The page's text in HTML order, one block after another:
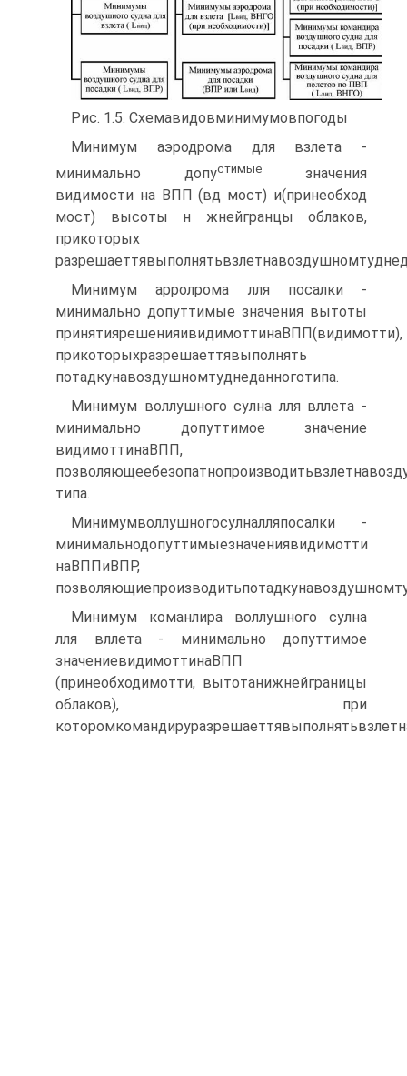
Рис. 1.5. Схемавидовминимумовпогоды
Минимум аэродрома для взлета -
минимально допустимые
значения
видимости на ВПП (вд мост) и(принеобход
мост) высоты н жнейгранцы облаков,
прикоторых
Минимум арролрома лля посалки -
минимально допуттимые значения вытоты
принятиярешенияивидимоттинаВПП(видимотти),
прикоторыхразрешаеттявыполнять
потадкунавоздушномтуднеданноготипа.
Минимум воллушного сулна лля вллета -
минимально допуттимое значение
видимоттинаВПП,
типа.
Минимумволлушногосулналляпосалки -
минимальнодопуттимыезначениявидимотти
наВППиВПР,
Минимум команлира воллушного сулна
лля вллета - минимально допуттимое
значениевидимоттинаВПП
(принеобходимотти, вытотанижнейграницы
облаков), при